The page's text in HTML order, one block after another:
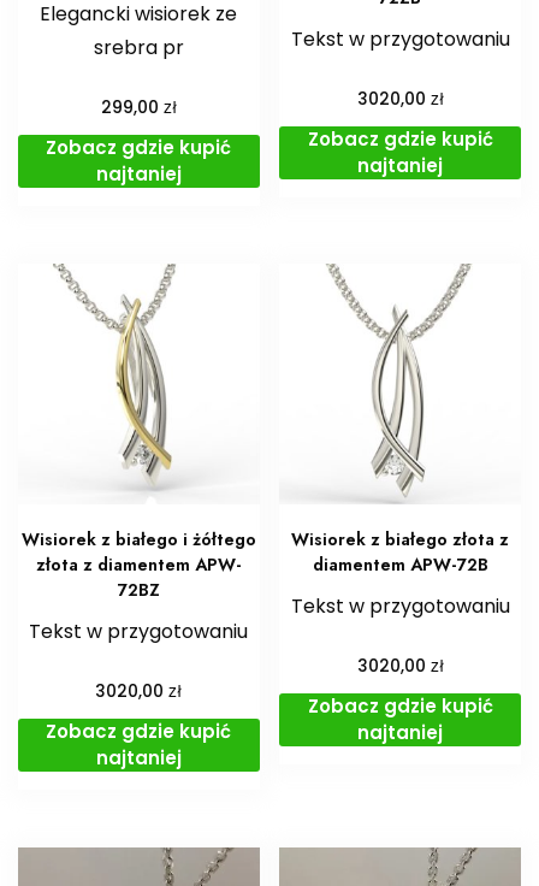
Elegancki wisiorek ze
srebra pr
299,00 zł
Zobacz gdzie kupić
najtaniej
Tekst w przygotowaniu
3020,00 zł
Zobacz gdzie kupić
najtaniej
Wisiorek z białego i żółtego
złota z diamentem APW-
72BZ
Tekst w przygotowaniu
3020,00zł
Zobacz gdzie kupić
najtaniej
Wisiorek z białego złota z
diamentem APW-72B
Tekst w przygotowaniu
3020,00 zł
Zobacz gdzie kupić
najtaniej